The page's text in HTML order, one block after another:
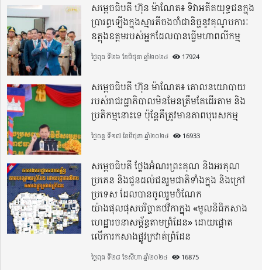
សម្តេចធិបតី ហ៊ុន ម៉ាណែត៖ ទិវាអតីតយុទ្ធជនក្នុង
ប្រារព្ធឡើងក្នុងស្មារតីចងចាំជានិច្ចនូវគុណូបការៈ
ឧត្តុងឧត្តមរបស់អ្នកដែលបានធ្វើមហាពលីកម្ម
ថ្ងៃពុធ ទី២៦ ខែមិថុនា ឆ្នាំ២០២៤ 17924
សម្តេចធិបតី ហ៊ុន ម៉ាណែត៖ គោលនយោបាយ
របស់រាជរដ្ឋាភិបាលមិនមែនត្រឹមតែដើរតាម និង
ប្រតិកម្មនោះទេ ប៉ុន្តែគឺត្រូវមានភាពបុរេសកម្ម
ថ្ងៃចន្ទ ទី១៧ ខែមិថុនា ឆ្នាំ២០២៤ 16933
សម្តេចធិបតី ថ្លែងអំណរព្រះគុណ និងអរគុណ
ប្រគេន និងជូនដល់ជនរួមជាតិទាំងក្នុង​ និងក្រៅ
ប្រទេស​ ដែលបានចូលរួមចំណែក
យ៉ាងផុលផុសបរិច្ចាគថវិកាក្នុង «មូលនិធិកសាង
ហេដ្ឋារចនាសម្ព័ន្ធតាមព្រំដែន» ដោយផ្ដោត
លើការកសាងផ្លូវក្រវាត់ព្រំដែន
ថ្ងៃពុធ ទី២៨ ខែសីហា ឆ្នាំ២០២៤ 16875